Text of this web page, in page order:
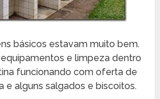
básicos estavam muito bem.
e limpeza dentro
funcionando com oferta de
e alguns salgados e biscoitos.